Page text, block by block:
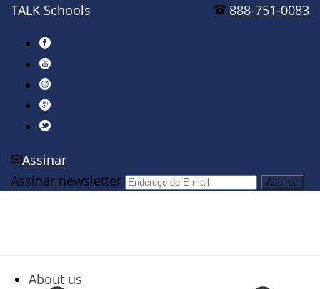
888-751-0083
TALK Schools
Assinar
Assinar newsletter
About us